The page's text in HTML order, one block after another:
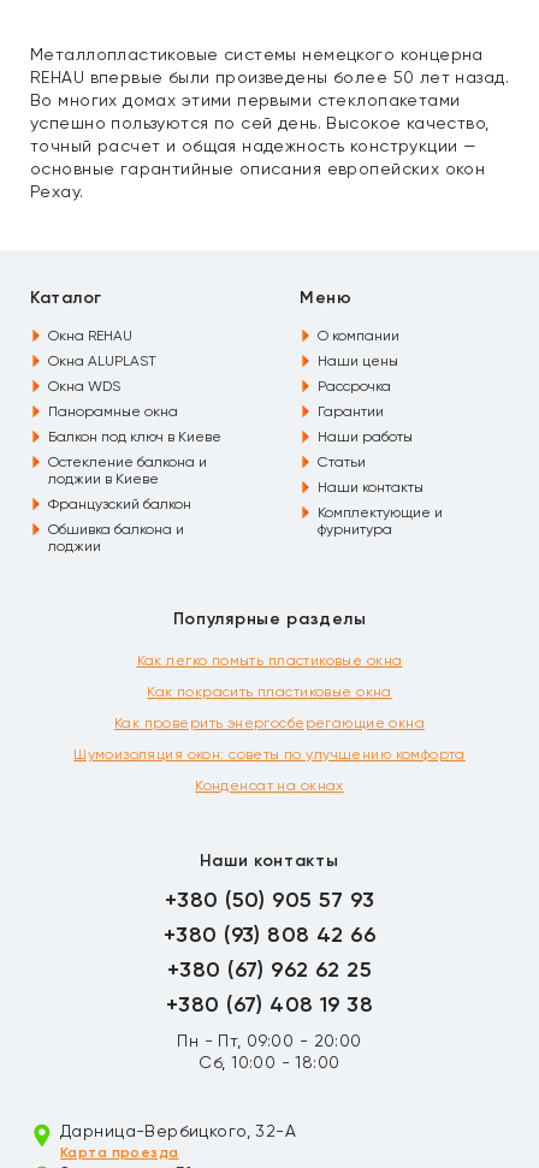
Металлопластиковые системы немецкого концерна
REHAU впервые были произведены более 50 лет назад.
Во многих домах этими первыми стеклопакетами
успешно пользуются по сей день. Высокое качество,
точный расчет и общая надежность конструкции —
основные гарантийные описания европейских окон
Рехау.
Каталог
Окна REHAU
Окна ALUPLAST
Окна WDS
Панорамные окна
Балкон под ключ в Киеве
Остекление балкона и
лоджии в Киеве
Французский балкон
Обшивка балкона и
лоджии
Меню
О компании
Наши цены
Рассрочка
Гарантии
Наши работы
Статьи
Наши контакты
Комплектующие и
фурнитура
Популярные разделы
Как легко помыть пластиковые окна
Как покрасить пластиковые окна
Как проверить энергосберегающие окна
Шумоизоляция окон: советы по улучшению комфорта
Конденсат на окнах
Наши контакты
Пн - Пт, 09:00 - 20:00
Сб, 10:00 - 18:00
+380 (50) 905 57 93
+380 (93) 808 42 66
+380 (67) 962 62 25
+380 (67) 408 19 38
Дарница-Вербицкого, 32-А
Карта проезда